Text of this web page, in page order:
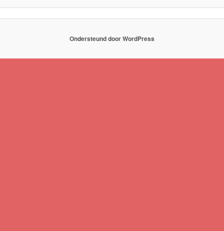
Ondersteund door WordPress